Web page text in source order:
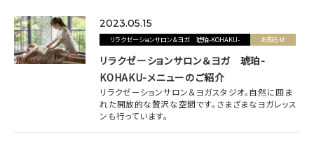
お問い合わせ
INSTAGRAM
2023.05.15
リラクゼーションサロン＆ヨガ 琥珀-KOHAKU- お知らせ
リラクゼーションサロン＆ヨガ 琥珀-
KOHAKU-メニューのご紹介
リラクゼーションサロン＆ヨガスタジオ。自然に囲ま
れた開放的な贅沢な空間です。さまざまなヨガレッス
ンも行っています。